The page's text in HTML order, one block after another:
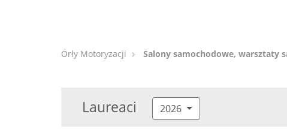
Orły Motoryzacji Salony samochodowe, warsztaty
Laureaci 2026